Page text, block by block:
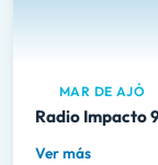
MAR DE AJÓ
Radio Impacto
Ver más